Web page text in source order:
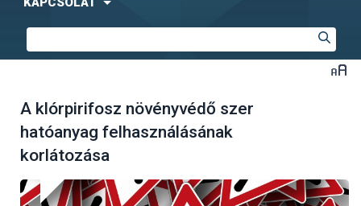
A klórpirifosz növényvédő szer
hatóanyag felhasználásának
korlátozása